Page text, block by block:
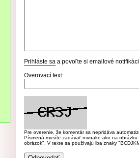
Prihláste sa a povoľte si emailové
Overovací text:
Pre overenie, že komentár sa nepridáva
Písmená musíte zadávať rovnako ako na
obrázok". V texte sa používajú iba znaky